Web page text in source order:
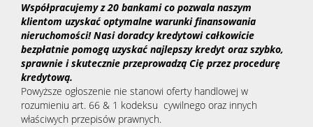
Współpracujemy z 20 bankami co pozwala naszym
klientom uzyskać optymalne warunki finansowania
nieruchomości! Nasi doradcy kredytowi całkowicie
bezpłatnie pomogą uzyskać najlepszy kredyt oraz szybko,
sprawnie i skutecznie przeprowadzą Cię przez procedurę
kredytową.
Powyższe ogłoszenie nie stanowi oferty handlowej w
rozumieniu art. 66 & 1 kodeksu cywilnego oraz innych
właściwych przepisów prawnych.